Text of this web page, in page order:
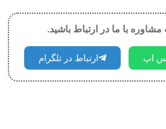
با ما در ارتباط باشید.
اپ ارتباط در تلگرام